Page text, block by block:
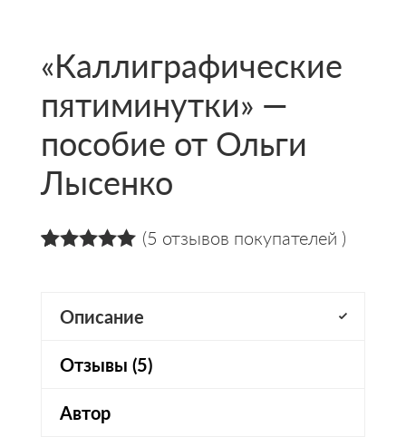
«Каллиграфические
пятиминутки» —
пособие от Ольги
Лысенко
пользователей
(5 отзывов покупателей )
Описание
Отзывы (5)
Автор